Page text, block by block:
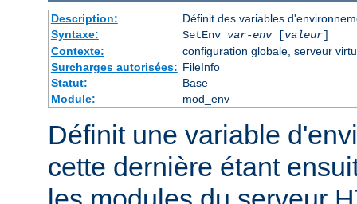
Description:
Définit des variables
Syntaxe:
SetEnv var-env[valeur]
Contexte:
configuration globale, serveur
Surcharges autorisées: FileInfo
Statut:
Base
Module:
mod_env
Définit une variable
cette dernière étant